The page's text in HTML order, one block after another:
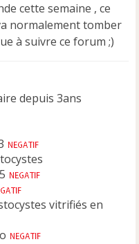
cette semaine , ce
normalement tomber
à suivre ce forum ;)
depuis 3ans
vitrifiés en